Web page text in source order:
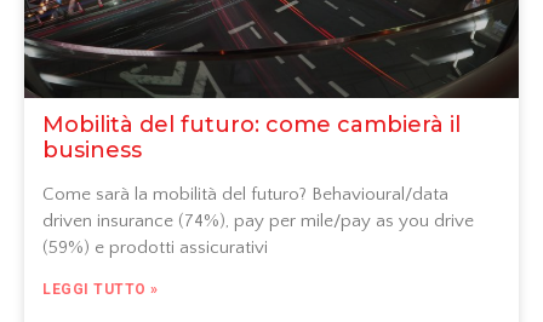
Mobilità del futuro: come cambierà il
business
Come sarà la mobilità del futuro? Behavioural/data
driven insurance (74%), pay per mile/pay as you drive
(59%) e prodotti assicurativi
LEGGI TUTTO »